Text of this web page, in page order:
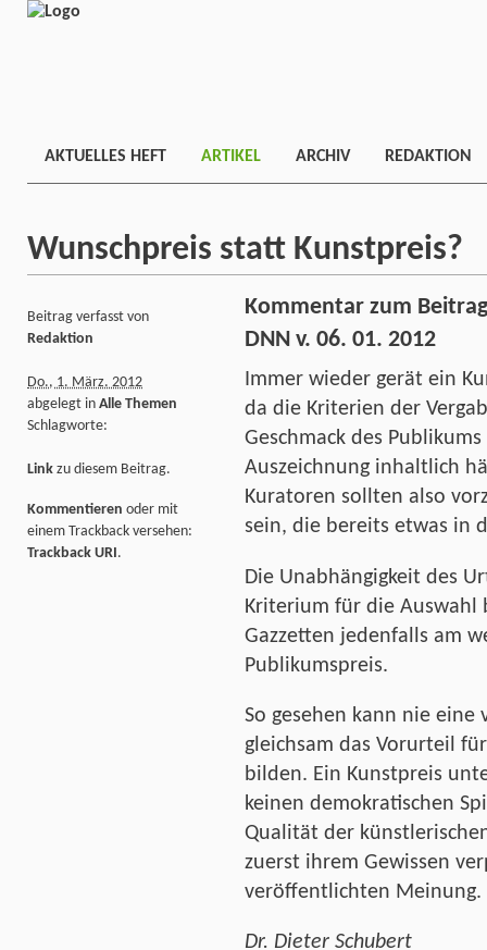
AKTUELLES HEFT ARTIKEL ARCHIV REDAKTION
Wunschpreis statt Kunstpreis?
Kommentar zum
DNN v. 06. 01. 2012
Immer wieder gerät ein
da die Kriterien der
Geschmack des
Auszeichnung inhaltlich
Kuratoren sollten also
sein, die bereits etwas in
Die Unabhängigkeit des
Kriterium für die Auswahl
Gazzetten jedenfalls am
Publikumspreis.
So gesehen kann nie
gleichsam das Vorurteil
bilden. Ein Kunstpreis
keinen demokratischen
Qualität der
zuerst ihrem Gewissen
veröffentlichten Meinung.
Dr. Dieter Schubert
Beitrag verfasst von
Redaktion
Do., 1. März. 2012
abgelegt in Alle Themen
Schlagworte:
Link zu diesem Beitrag.
Kommentieren oder mit
einem Trackback versehen:
Trackback URI.